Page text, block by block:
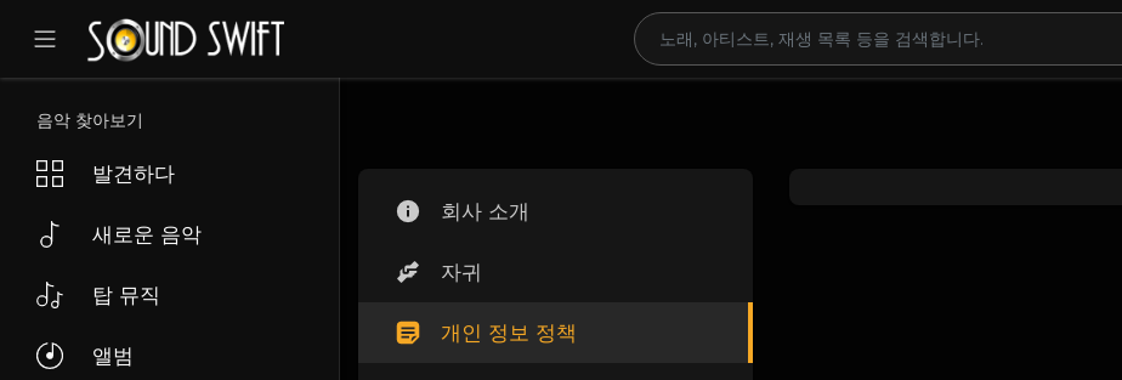
음악 찾아보기
발견하다
새로운 음악
탑 뮤직
앨범
회사 소개
자귀
개인 정보 정책